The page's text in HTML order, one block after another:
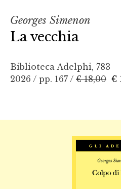
Georges Simenon
La vecchia
Biblioteca Adelphi, 783
2026 / pp. 167 / € 18,00 €